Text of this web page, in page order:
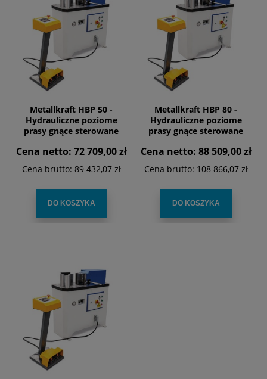
Metallkraft HBP 50 -
Hydrauliczne poziome
prasy gnące sterowane
Cena netto: 72 709,00 zł
Cena brutto: 89 432,07 zł
DO KOSZYKA
Metallkraft HBP 80 -
Hydrauliczne poziome
prasy gnące sterowane
Cena netto: 88 509,00 zł
Cena brutto: 108 866,07 zł
DO KOSZYKA